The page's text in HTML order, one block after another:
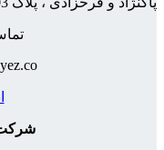
تماس
شرکت